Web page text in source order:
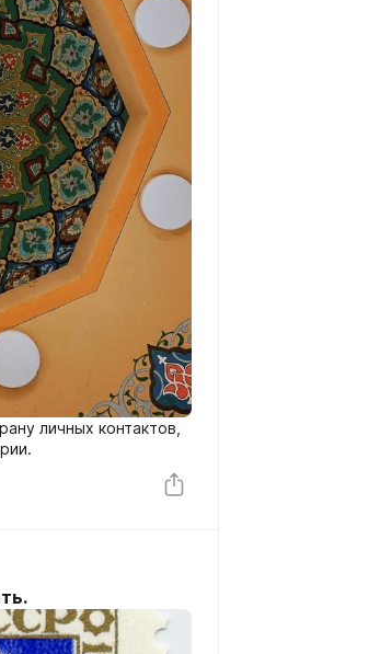
личных контактов,